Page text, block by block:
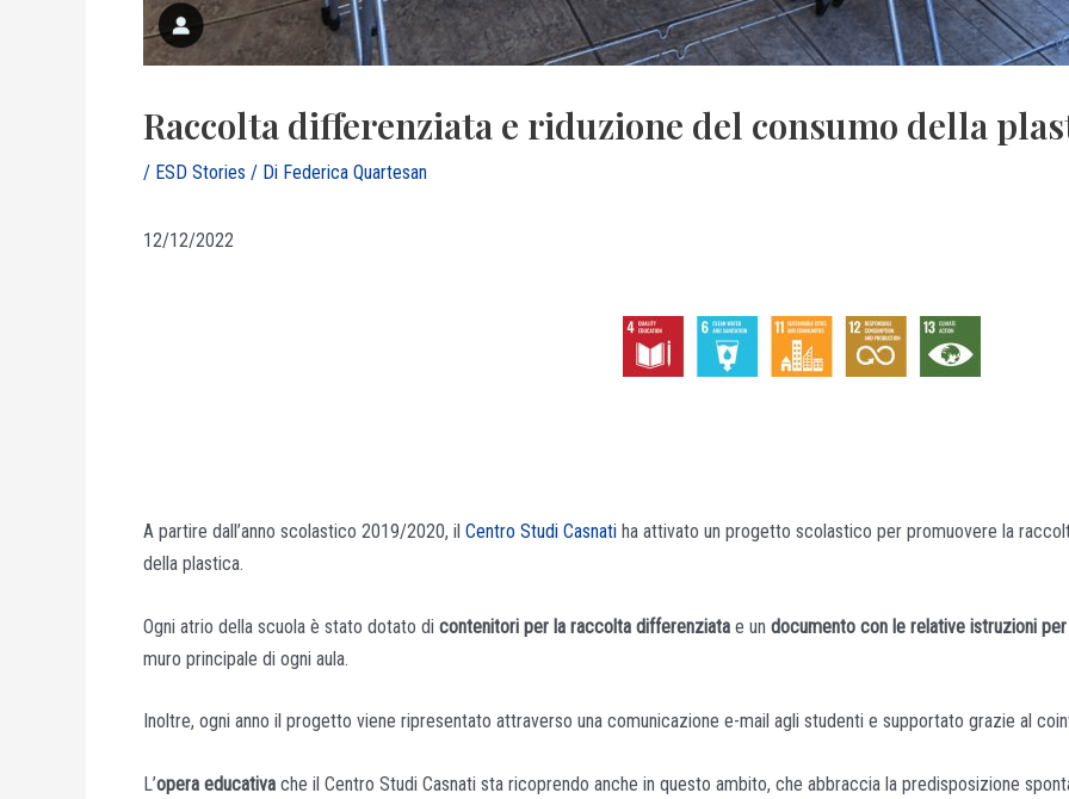
Raccolta differenziata e riduzione del consumo della
/ ESD Stories / Di Federica Quartesan
12/12/2022
A partire dall’anno scolastico 2019/2020, il Centro Studi Casnati ha attivato un progetto scolastico per promuovere la
della plastica.
Ogni atrio della scuola è stato dotato di contenitori per la raccolta differenziata e un documento con le relative istruzioni
muro principale di ogni aula.
Inoltre, ogni anno il progetto viene ripresentato attraverso una comunicazione e-mail agli studenti e supportato grazie al
L’opera educativa che il Centro Studi Casnati sta ricoprendo anche in questo ambito, che abbraccia la predisposizione